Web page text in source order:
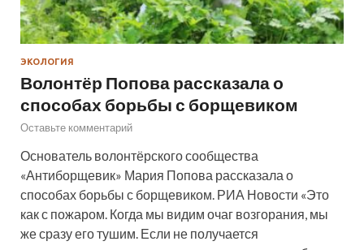
ЭКОЛОГИЯ
Волонтёр Попова рассказала о
способах борьбы с борщевиком
Оставьте комментарий
Основатель волонтёрского сообщества
«Антиборщевик» Мария Попова рассказала о
способах борьбы с борщевиком. РИА Новости «Это
как с пожаром. Когда мы видим очаг возгорания, мы
же сразу его тушим. Если не получается